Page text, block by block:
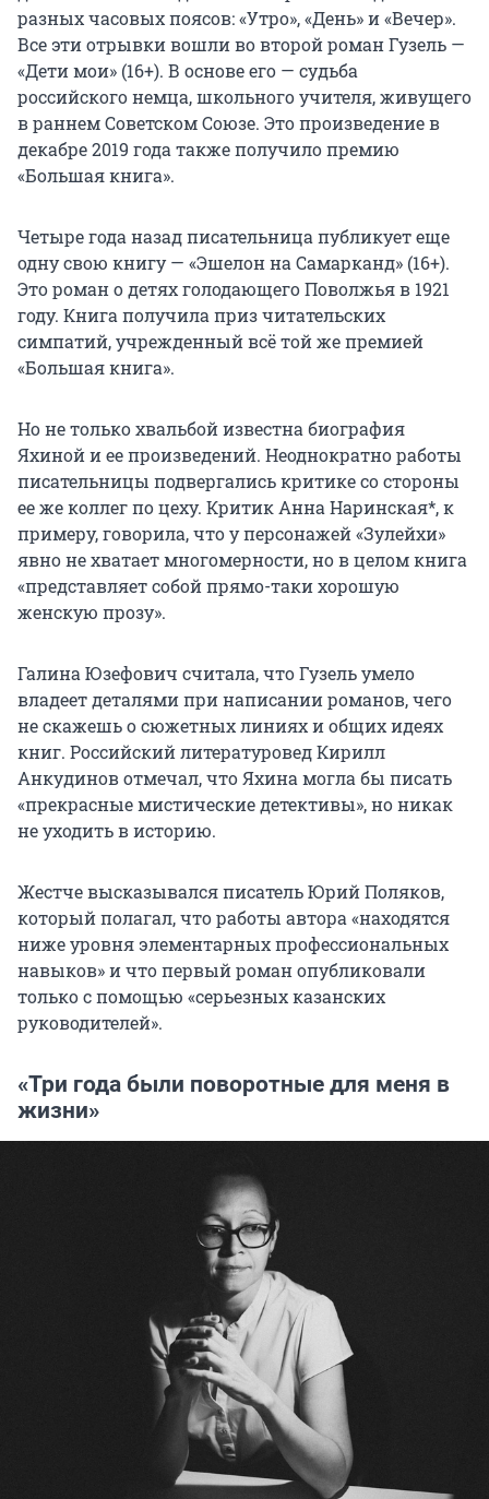
разных часовых поясов: «Утро», «День» и «Вечер».
Все эти отрывки вошли во второй роман Гузель —
«Дети мои» (16+). В основе его — судьба
российского немца, школьного учителя, живущего
в раннем Советском Союзе. Это произведение в
декабре 2019 года также получило премию
«Большая книга».
Четыре года назад писательница публикует еще
одну свою книгу — «Эшелон на Самарканд» (16+).
Это роман о детях голодающего Поволжья в 1921
году. Книга получила приз читательских
симпатий, учрежденный всё той же премией
«Большая книга».
Но не только хвальбой известна биография
Яхиной и ее произведений. Неоднократно работы
писательницы подвергались критике со стороны
ее же коллег по цеху. Критик Анна Наринская*, к
примеру, говорила, что у персонажей «Зулейхи»
явно не хватает многомерности, но в целом книга
«представляет собой прямо-таки хорошую
женскую прозу».
Галина Юзефович считала, что Гузель умело
владеет деталями при написании романов, чего
не скажешь о сюжетных линиях и общих идеях
книг. Российский литературовед Кирилл
Анкудинов отмечал, что Яхина могла бы писать
«прекрасные мистические детективы», но никак
не уходить в историю.
Жестче высказывался писатель Юрий Поляков,
который полагал, что работы автора «находятся
ниже уровня элементарных профессиональных
навыков» и что первый роман опубликовали
только с помощью «серьезных казанских
руководителей».
«Три года были поворотные для меня в
жизни»